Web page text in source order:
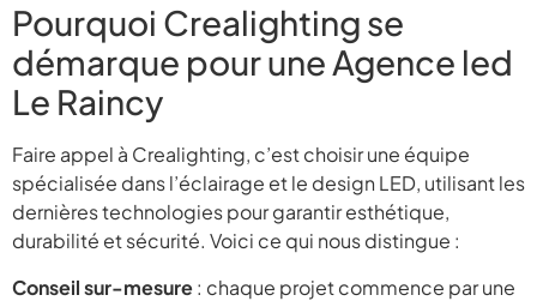
Pourquoi Crealighting se
démarque pour une Agence led
Le Raincy
Faire appel à Crealighting, c’est choisir une équipe
spécialisée dans l’éclairage et le design LED, utilisant les
dernières technologies pour garantir esthétique,
durabilité et sécurité. Voici ce qui nous distingue :
Conseil sur-mesure: chaque projet commence par une